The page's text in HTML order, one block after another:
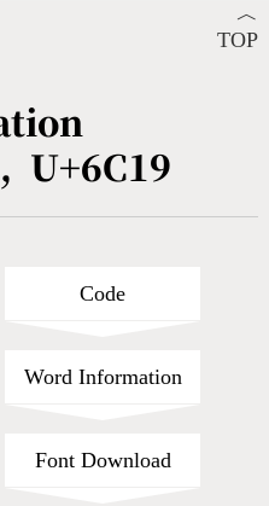
︿
TOP
U+6C19
Code
Word Information
Font Download